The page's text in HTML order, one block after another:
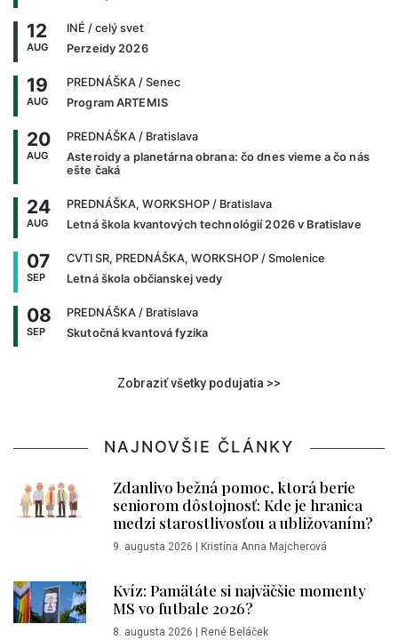
12
AUG
INÉ / celý svet
Perzeidy 2026
19
AUG
PREDNÁŠKA / Senec
Program ARTEMIS
20
AUG
PREDNÁŠKA / Bratislava
Asteroidy a planetárna obrana: čo dnes vieme a čo nás
ešte čaká
24
AUG
PREDNÁŠKA, WORKSHOP / Bratislava
Letná škola kvantových technológií 2026 v Bratislave
07
SEP
CVTI SR, PREDNÁŠKA, WORKSHOP / Smolenice
Letná škola občianskej vedy
08
SEP
PREDNÁŠKA / Bratislava
Skutočná kvantová fyzika
Zobraziť všetky podujatia >>
NAJNOVŠIE ČLÁNKY
Zdanlivo bežná pomoc, ktorá berie
seniorom dôstojnosť: Kde je hranica
medzi starostlivosťou a ubližovaním?
9. augusta 2026 Kristína Anna Majcherová
Kvíz: Pamätáte si najväčšie momenty
MS vo futbale 2026?
8. augusta 2026 René Beláček